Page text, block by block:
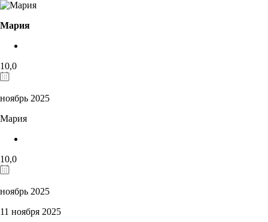
Мария
10,0
ноябрь 2025
Мария
10,0
ноябрь 2025
11 ноября 2025